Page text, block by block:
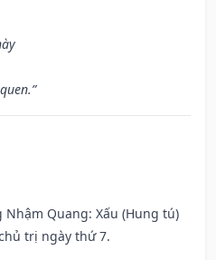
Nhậm Quang: Xấu (Hung tú)
trị ngày thứ 7.